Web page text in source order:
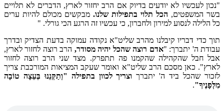
לעכשיו לא יודעים בדיוק אם הרב יחזור לארץ, הדברים לא תלויים
המשפטים,הכל תלוי בתפילות שלנו.מבקשים מכולם להיות ערים
הלילה לנסוע למירון ולחברון, כי עכשיו זה הרגע הכי גורלי. "
כדי דבריו קיבלנו מהרב שליט"א נקודה עמוקה בדעת הצדיק ובדרך
ה' יתברך: "אדם רוצה שהכל יהיה מסודר,הרב רוצה לחזור לארץ,
חבל שהקהילה שהקמנו פה תתפרק. מצד שני הרב רוצה לחזור
כאן מסכם הרב שליט"א ואומר שעקב המציאות המורכבת צריך
שהכל ביד ה' יתברךוצריך לכוון בתפילה "וְתַקְּנֵנוּ בְּעֵצָה טוֹבָה
.